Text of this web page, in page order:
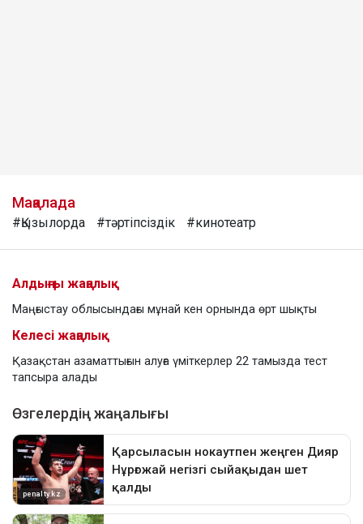
Мақалада
#Қызылорда #тәртіпсіздік #кинотеатр
Алдыңғы жаңалық
Маңғыстау облысындағы мұнай кен орнында өрт шықты
Келесі жаңалық
Қазақстан азаматтығын алуға үміткерлер 22 тамызда тест
тапсыра алады